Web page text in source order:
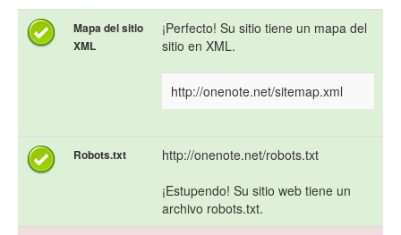
Mapa del sitio
XML
¡Perfecto! Su sitio tiene un mapa del
sitio en XML.
http://onenote.net/sitemap.xml
Robots.txt
http://onenote.net/robots.txt
¡Estupendo! Su sitio web tiene un
archivo robots.txt.